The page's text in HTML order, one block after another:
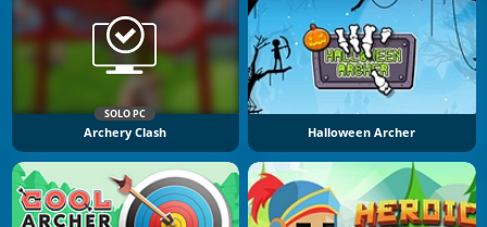
SOLO PC
Archery Clash Halloween Archer